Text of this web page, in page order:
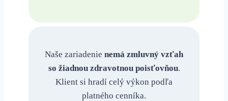
Naše zariadenie nemá zmluvný vzťah
so žiadnou zdravotnou poisťovňou.
Klient si hradí celý výkon podľa
platného cenníka.